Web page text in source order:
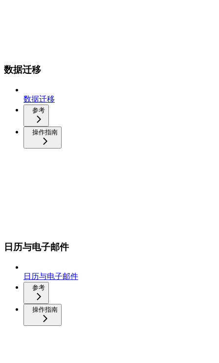
数据迁移
数据迁移
参考
操作指南
日历与电子邮件
日历与电子邮件
参考
操作指南